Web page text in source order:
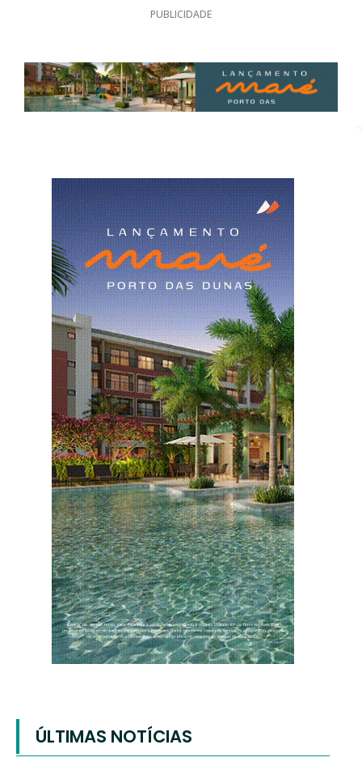
PUBLICIDADE
ÚLTIMAS NOTÍCIAS